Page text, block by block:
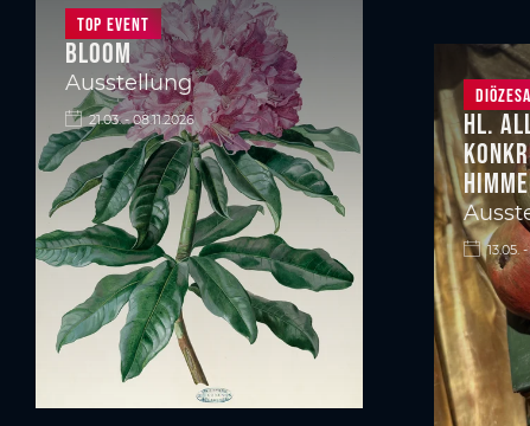
Top Event
BLOOM
Ausstellung
21.03. - 08.11.2026
Hl.
13.05. -